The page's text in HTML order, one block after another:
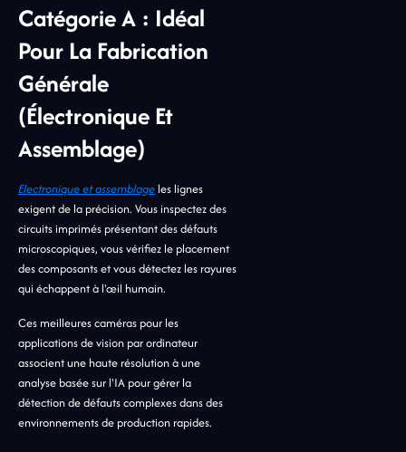
Catégorie A : Idéal
Pour La Fabrication
Générale
(électronique Et
Assemblage)
Electronique et assemblage les lignes
exigent de la précision. Vous inspectez des
circuits imprimés présentant des défauts
microscopiques, vous vérifiez le placement
des composants et vous détectez les rayures
qui échappent à l'œil humain.
Ces meilleures caméras pour les
applications de vision par ordinateur
associent une haute résolution à une
analyse basée sur l'IA pour gérer la
détection de défauts complexes dans des
environnements de production rapides.